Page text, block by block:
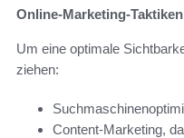
Online-Marketing-
Um eine optimale
ziehen:
Content-Marketing,